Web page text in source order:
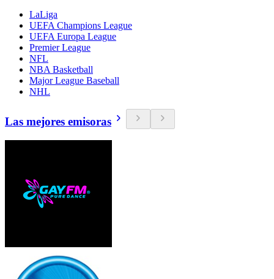
LaLiga
UEFA Champions League
UEFA Europa League
Premier League
NFL
NBA Basketball
Major League Baseball
NHL
Las mejores emisoras